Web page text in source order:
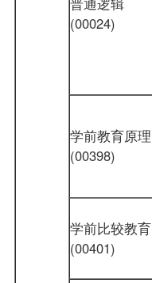
(00024)
学前教育原理
(00398)
学前比较教育
(00401)